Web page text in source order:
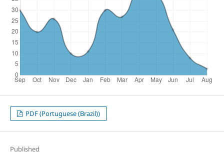
PDF (Portuguese (Brazil))
Published